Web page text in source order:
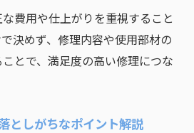
費用や仕上がりを重視すること
決めず、修理内容や使用部材の
とで、満足度の高い修理につな
としがちなポイント解説